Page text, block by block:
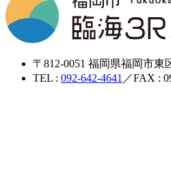
〒812-0051 福岡県福岡市東
TEL : 092-642-4641 ／FAX :